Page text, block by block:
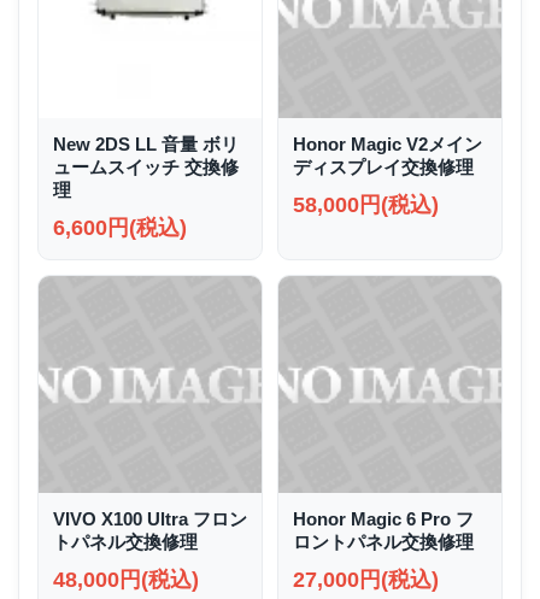
New 2DS LL 音量 ボリ
ュームスイッチ 交換修
理
6,600円(税込)
Honor Magic V2メイン
ディスプレイ交換修理
58,000円(税込)
VIVO X100 Ultra フロン
トパネル交換修理
48,000円(税込)
Honor Magic 6 Pro フ
ロントパネル交換修理
27,000円(税込)